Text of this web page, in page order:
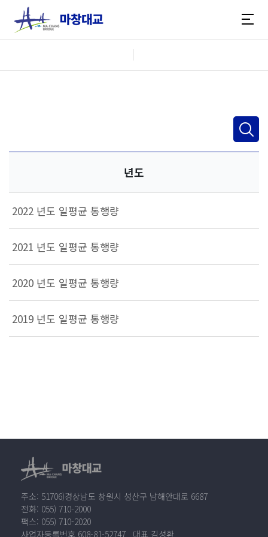
년도
2022 년도 일평균 통행량
2021 년도 일평균 통행량
2020 년도 일평균 통행량
2019 년도 일평균 통행량
주소: 51706)경상남도 창원시 성산구 남해안대로 6687
전화: 055) 710-2000
팩스: 055) 710-2020
사업자등록번호 608-81-52747 대표 김성환